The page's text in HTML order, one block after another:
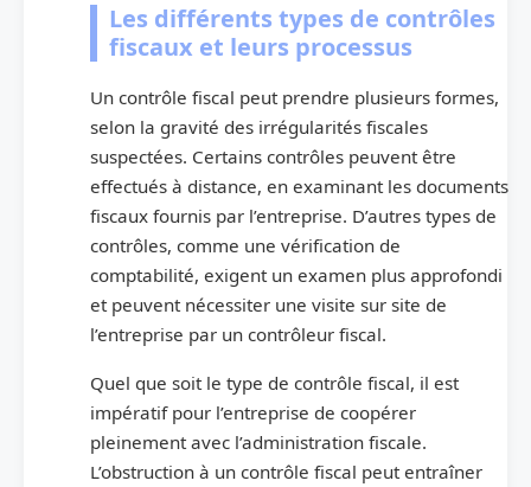
Les différents types de contrôles
fiscaux et leurs processus
Un contrôle fiscal peut prendre plusieurs formes,
selon la gravité des irrégularités fiscales
suspectées. Certains contrôles peuvent être
effectués à distance, en examinant les documents
fiscaux fournis par l’entreprise. D’autres types de
contrôles, comme une vérification de
comptabilité, exigent un examen plus approfondi
et peuvent nécessiter une visite sur site de
l’entreprise par un contrôleur fiscal.
Quel que soit le type de contrôle fiscal, il est
impératif pour l’entreprise de coopérer
pleinement avec l’administration fiscale.
L’obstruction à un contrôle fiscal peut entraîner